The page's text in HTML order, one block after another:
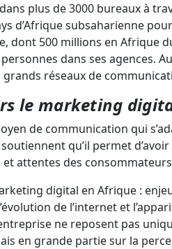
plus de 3000 bureaux à
d’Afrique subsaharienne
dont 500 millions en Afrique
dans ses agences.
réseaux de
le marketing
de communication qui
qu’il permet
attentes des
digital en Afrique :
de l’internet et
ne reposent pas
en grande partie sur la